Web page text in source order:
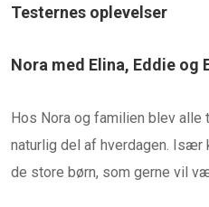
Testernes oplevelser
Nora med Elina, Eddie og
Hos Nora og familien blev alle
naturlig del af hverdagen.
de store børn, som gerne vil